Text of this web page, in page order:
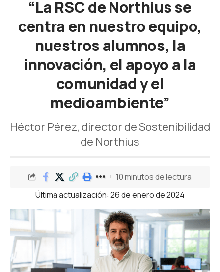
“La RSC de Northius se
centra en nuestro equipo,
nuestros alumnos, la
innovación, el apoyo a la
comunidad y el
medioambiente”
Héctor Pérez, director de Sostenibilidad
de Northius
Última actualización: 26 de enero de 2024
10 minutos de lectura